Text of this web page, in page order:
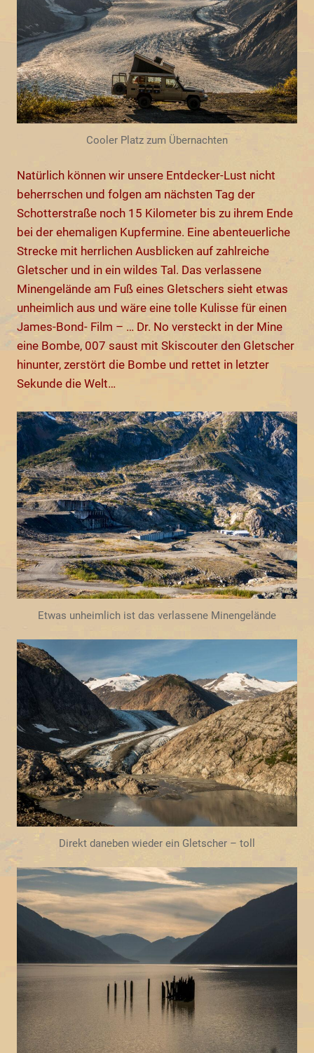
Cooler Platz zum Übernachten
Natürlich können wir unsere Entdecker-Lust nicht
beherrschen und folgen am nächsten Tag der
Schotterstraße noch 15 Kilometer bis zu ihrem Ende
bei der ehemaligen Kupfermine. Eine abenteuerliche
Strecke mit herrlichen Ausblicken auf zahlreiche
Gletscher und in ein wildes Tal. Das verlassene
Minengelände am Fuß eines Gletschers sieht etwas
unheimlich aus und wäre eine tolle Kulisse für einen
James-Bond- Film – … Dr. No versteckt in der Mine
eine Bombe, 007 saust mit Skiscouter den Gletscher
hinunter, zerstört die Bombe und rettet in letzter
Sekunde die Welt…
Etwas unheimlich ist das verlassene Minengelände
Direkt daneben wieder ein Gletscher – toll